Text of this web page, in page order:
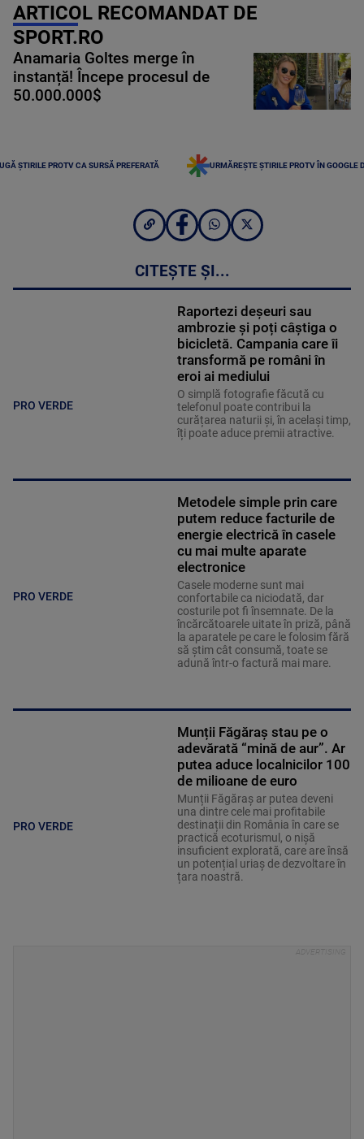
ARTICOL RECOMANDAT DE
SPORT.RO
Anamaria Goltes merge în
instanță! Începe procesul de
50.000.000$
ȘTIRILE PROTV CA SURSĂ PREFERATĂ URMĂREȘTE ȘTIRILE PROTV ÎN GOOGLE
CITEȘTE ȘI...
PRO VERDE
Raportezi deșeuri sau
ambrozie și poți câștiga o
bicicletă. Campania care îi
transformă pe români în
eroi ai mediului
O simplă fotografie făcută cu
telefonul poate contribui la
curățarea naturii și, în același timp,
îți poate aduce premii atractive.
PRO VERDE
Metodele simple prin care
putem reduce facturile de
energie electrică în casele
cu mai multe aparate
electronice
Casele moderne sunt mai
confortabile ca niciodată, dar
costurile pot fi însemnate. De la
încărcătoarele uitate în priză, până
la aparatele pe care le folosim fără
să știm cât consumă, toate se
adună într-o factură mai mare.
PRO VERDE
Munții Făgăraș stau pe o
adevărată “mină de aur”. Ar
putea aduce localnicilor 100
de milioane de euro
Munții Făgăraș ar putea deveni
una dintre cele mai profitabile
destinații din România în care se
practică ecoturismul, o nișă
insuficient explorată, care are însă
un potențial uriaș de dezvoltare în
țara noastră.